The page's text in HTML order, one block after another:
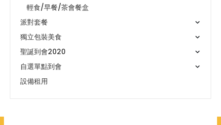
輕食/早餐/茶會餐盒
派對套餐
獨立包裝美食
聖誕到會2020
自選單點到會
設備租用